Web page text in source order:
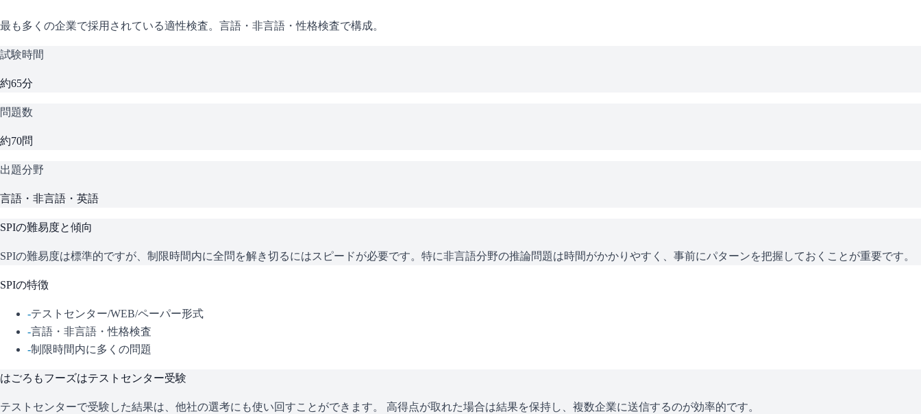
最も多くの企業で採用されている適性検査。言語・非言語・性格検査で構成。
試験時間
約65分
問題数
約70問
出題分野
言語・非言語・英語
SPIの難易度と傾向
SPIの難易度は標準的ですが、制限時間内に全問を解き切るにはスピードが必要です。特に非言語分野の推論問題は時間がかかりやすく、事前にパターンを把握しておくことが重要です。
SPIの特徴
-テストセンター/WEB/ペーパー形式
-言語・非言語・性格検査
-制限時間内に多くの問題
はごろもフーズはテストセンター受験
テストセンターで受験した結果は、他社の選考にも使い回すことができます。 高得点が取れた場合は結果を保持し、複数企業に送信するのが効率的です。